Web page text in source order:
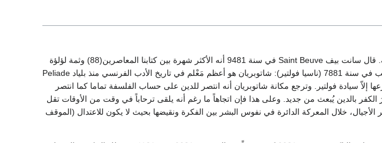
كان فرانسوا رينيه دي شاتوبريان أعظم كتاب فرنسا المعاصرين له. قال سانت بيف Saint Beuve في سنة 9481 أنه الأكثر شهرة بين كتابنا المعاصرين(88) وثمة لؤلؤة
كبيرة (دانة) أخرى من لآلئ الأدب هو إميل فاج Emile Faguet، كتب في سنة 7881 (ناسيا فولتير): شاتوبريان هو أعظم مَعْلم في تاريخ الأدب الفرنسي منذ بلياد Peliade
لاتضارعها إلاّ سيادة فولتير. وترجع مكانة شاتوبريان أنه انتصر للدين على حساب الفلسفة تماما كما انتصر
بالدين يُبعث من جديد. وعلى هذا فإن اتجاهاً ما رغم أنه يلقى ترحاباً في وقت من الأوقات تقل
خلال المعركة الدائرة في نفوس البشر بين الفكرة ونقيضها بحيث لا يكون للاعتدال (الموقف